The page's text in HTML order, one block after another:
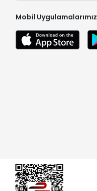
Mobil Uygulamalarımız